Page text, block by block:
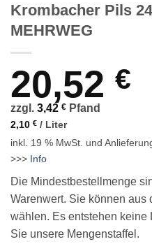
Krombacher Pils
MEHRWEG
20,52 €
zzgl. 3,42 € Pfand
2,10 € / Liter
inkl. 19 % MwSt. und
>>> Info
Die Mindestbestellmenge
Warenwert. Sie können aus
wählen. Es entstehen keine
Sie unsere Mengenstaffel.